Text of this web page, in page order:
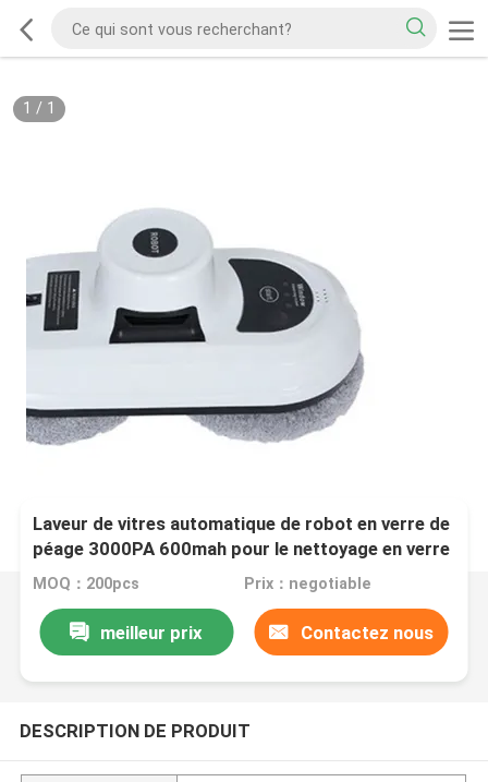
1 / 1
Laveur de vitres automatique de robot en verre de
péage 3000PA 600mah pour le nettoyage en verre
MOQ：200pcs Prix：negotiable
meilleur prix Contactez nous
DESCRIPTION DE PRODUIT